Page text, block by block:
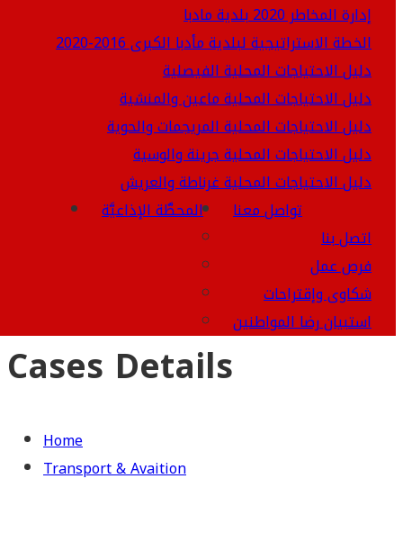
إدارة المخاطر 2020 بلدية مادبا
الخطة الاستراتيجية لبلدية مأدبا الكبرى 2016-2020
دليل الاحتياجات المحلية الفيصلية
دليل الاحتياجات المحلية ماعين والمنشية
دليل الاحتياجات المحلية المريجمات والحوية
دليل الاحتياجات المحلية جرينة والوسية
دليل الاحتياجات المحلية غرناطة والعريش
تواصل معنا
اتصل بنا
فرص عمل
شكاوى وإقتراحات
استبيان رضا المواطنين
المحطَّة الإذاعيَّة
Cases Details
Home
Transport & Avaition